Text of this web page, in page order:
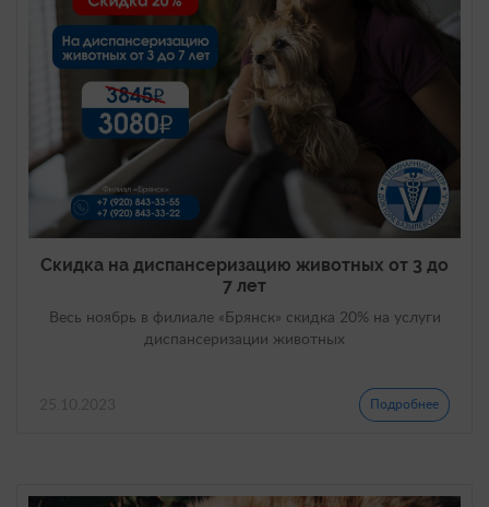
Скидка на диспансеризацию животных от 3 до
7 лет
Весь ноябрь в филиале «Брянск» скидка 20% на услуги
диспансеризации животных
Подробнее